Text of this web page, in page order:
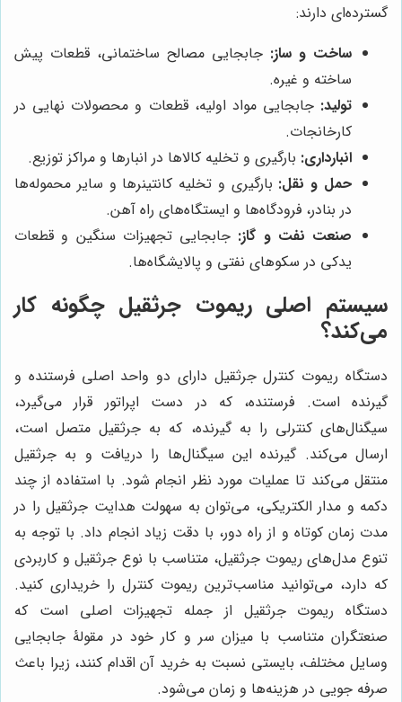
گسترده‌ای دارند:
ساخت و ساز: جابجایی مصالح ساختمانی، قطعات پیش
ساخته و غیره.
تولید: جابجایی مواد اولیه، قطعات و محصولات نهایی در
کارخانجات.
انبارداری: بارگیری و تخلیه کالاها در انبارها و مراکز توزیع.
حمل و نقل: بارگیری و تخلیه کانتینرها و سایر محموله‌ها
در بنادر، فرودگاه‌ها و ایستگاه‌های راه آهن.
صنعت نفت و گاز: جابجایی تجهیزات سنگین و قطعات
یدکی در سکوهای نفتی و پالایشگاه‌ها.
سیستم اصلی ریموت جرثقیل چگونه کار
می‌کند؟
دستگاه ریموت کنترل جرثقیل دارای دو واحد اصلی فرستنده و
گیرنده است. فرستنده، که در دست اپراتور قرار می‌گیرد،
سیگنال‌های کنترلی را به گیرنده، که به جرثقیل متصل است،
ارسال می‌کند. گیرنده این سیگنال‌ها را دریافت و به جرثقیل
منتقل می‌کند تا عملیات مورد نظر انجام شود. با استفاده از چند
دکمه و مدار الکتریکی، می‌توان به سهولت هدایت جرثقیل را در
مدت زمان کوتاه و از راه دور، با دقت زیاد انجام داد. با توجه به
تنوع مدل‌های ریموت جرثقیل، متناسب با نوع جرثقیل و کاربردی
که دارد، می‌توانید مناسب‌ترین ریموت کنترل را خریداری کنید.
دستگاه ریموت جرثقیل از جمله تجهیزات اصلی است که
صنعتگران متناسب با میزان سر و کار خود در مقولۀ جابجایی
وسایل مختلف، بایستی نسبت به خرید آن اقدام کنند، زیرا باعث
صرفه جویی در هزینه‌ها و زمان می‌شود.